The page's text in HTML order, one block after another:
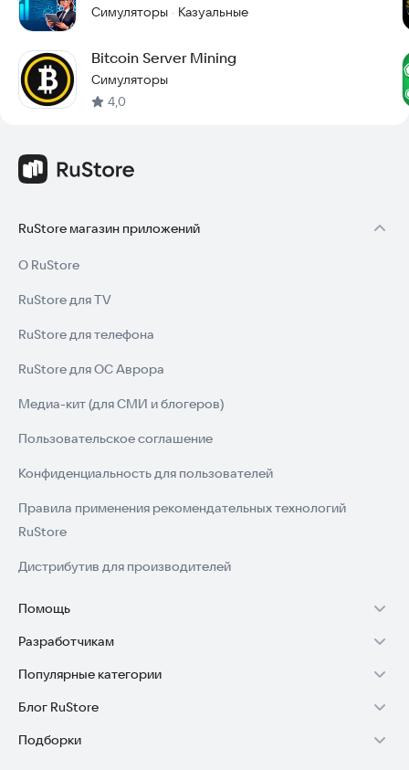
Симуляторы · Казуальные
Bitcoin Server Mining
Симуляторы
4,0
RuStore магазин приложений
О RuStore
RuStore для TV
RuStore для телефона
RuStore для ОС Аврора
Медиа-кит (для СМИ и блогеров)
Пользовательское соглашение
Конфиденциальность для пользователей
Правила применения рекомендательных технологий
RuStore
Дистрибутив для производителей
Помощь
Установка RuStore на TV
Установка RuStore на телефон
Установка RuStore в машину
Помощь пользователям RuStore
Разработчикам
Зарабатывать с RuStore
Стать разработчиком
Доступ к RuStore Консоль
Популярные категории
Игры для Android
Приложения банков
Блог RuStore
Обзоры игр для Android 2025
Подборки